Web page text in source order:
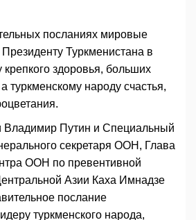
посланиях мировые
Туркменистана в
здоровья, больших
туркменскому народу счастья,
Владимир Путин и Специальный
секретаря ООН, Глава
ООН по превентивной
Азии Каха Имнадзе
послание
туркменского народа,